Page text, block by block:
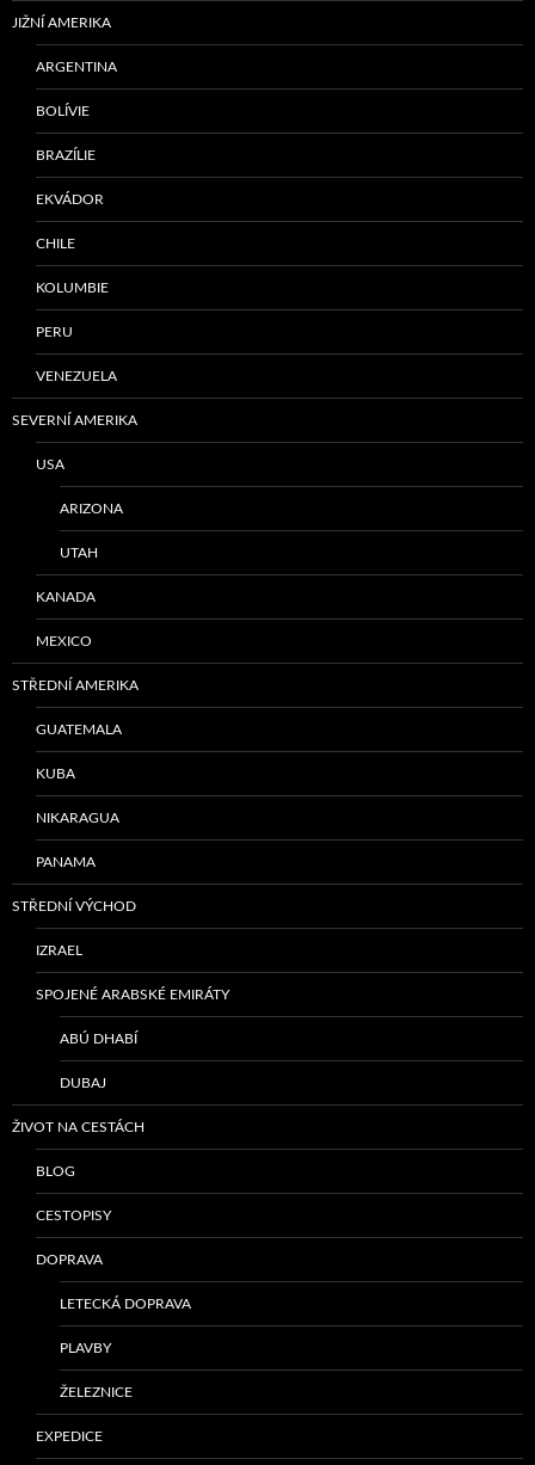
JIŽNÍ AMERIKA
ARGENTINA
BOLÍVIE
BRAZÍLIE
EKVÁDOR
CHILE
KOLUMBIE
PERU
VENEZUELA
SEVERNÍ AMERIKA
USA
ARIZONA
UTAH
KANADA
MEXICO
STŘEDNÍ AMERIKA
GUATEMALA
KUBA
NIKARAGUA
PANAMA
STŘEDNÍ VÝCHOD
IZRAEL
SPOJENÉ ARABSKÉ EMIRÁTY
ABÚ DHABÍ
DUBAJ
ŽIVOT NA CESTÁCH
BLOG
CESTOPISY
DOPRAVA
LETECKÁ DOPRAVA
PLAVBY
ŽELEZNICE
EXPEDICE